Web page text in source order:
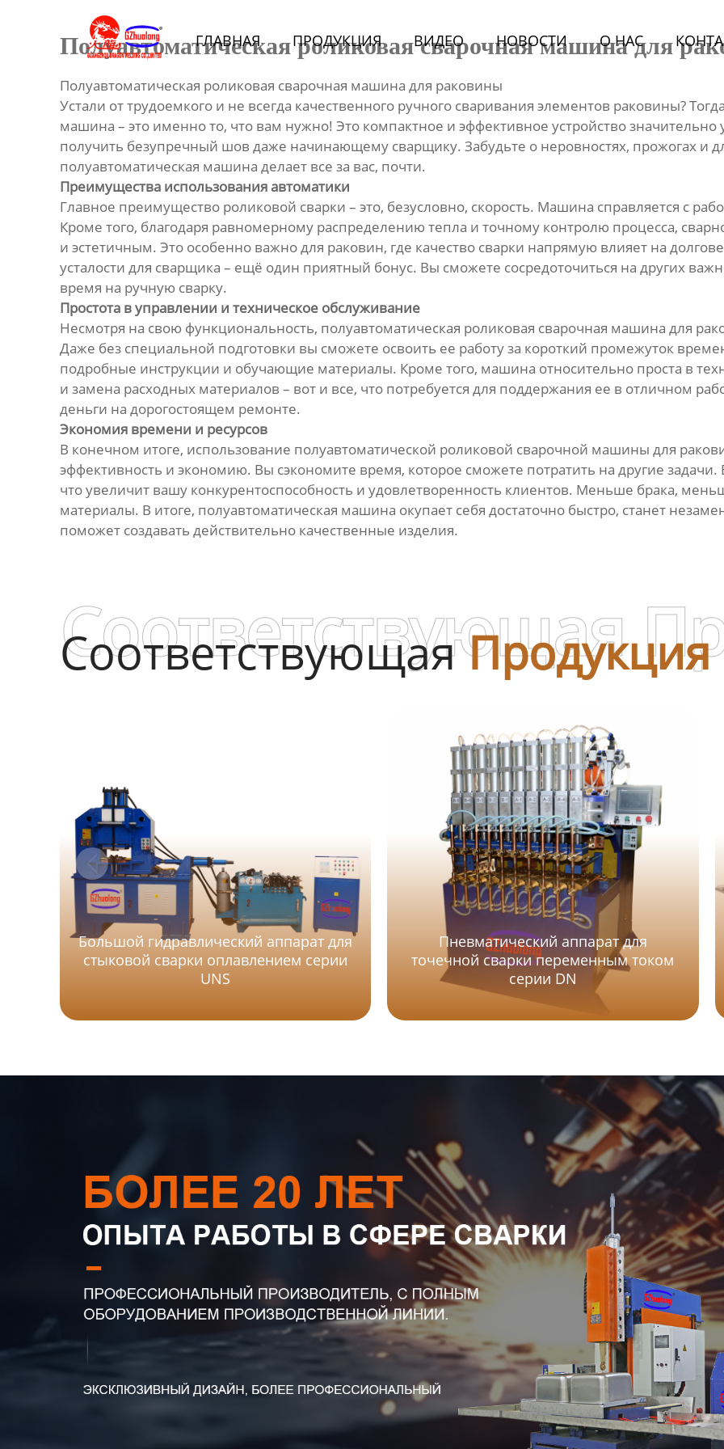
ГЛАВНАЯ ПРОДУКЦИЯ BИДЕО НОВОСТИ О HАС
Новости
Контакты
Полуавтоматическая роликовая сварочная машина для
Полуавтоматическая роликовая сварочная машина для раковины
Устали от трудоемкого и не всегда качественного ручного сваривания элементов раковины?
машина – это именно то, что вам нужно! Это компактное и эффективное устройство значительно
получить безупречный шов даже начинающему сварщику. Забудьте о неровностях, прожогах и
полуавтоматическая машина делает все за вас, почти.
Преимущества использования автоматики
Главное преимущество роликовой сварки – это, безусловно, скорость. Машина справляется с
Кроме того, благодаря равномерному распределению тепла и точному контролю процесса,
и эстетичным. Это особенно важно для раковин, где качество сварки напрямую влияет на
усталости для сварщика – ещё один приятный бонус. Вы сможете сосредоточиться на других
время на ручную сварку.
Простота в управлении и техническое обслуживание
Несмотря на свою функциональность, полуавтоматическая роликовая сварочная машина для
Даже без специальной подготовки вы сможете освоить ее работу за короткий промежуток
подробные инструкции и обучающие материалы. Кроме того, машина относительно проста в
и замена расходных материалов – вот и все, что потребуется для поддержания ее в отличном
деньги на дорогостоящем ремонте.
Экономия времени и ресурсов
В конечном итоге, использование полуавтоматической роликовой сварочной машины для
эффективность и экономию. Вы сэкономите время, которое сможете потратить на другие
что увеличит вашу конкурентоспособность и удовлетворенность клиентов. Меньше брака,
материалы. В итоге, полуавтоматическая машина окупает себя достаточно быстро, станет
поможет создавать действительно качественные изделия.
СоответствующаяПродукция
Соответствующая
Большой гидравлический аппарат для
стыковой сварки оплавлением серии
UNS
Пневматический аппарат для
точечной сварки переменным током
серии DN